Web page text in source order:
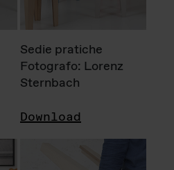
Sedie pratiche
Fotografo: Lorenz
Sternbach
Download